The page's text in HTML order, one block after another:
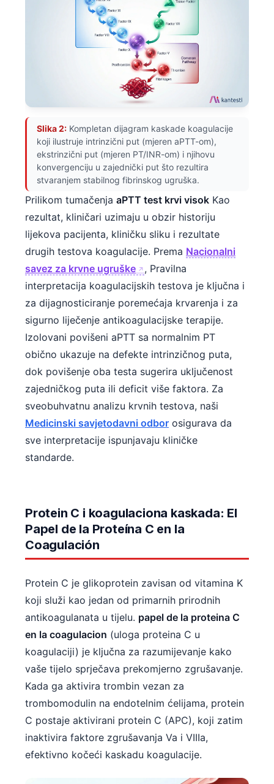
Slika 2: Kompletan dijagram kaskade koagulacije
koji ilustruje intrinzični put (mjeren aPTT-om),
ekstrinzični put (mjeren PT/INR-om) i njihovu
konvergenciju u zajednički put što rezultira
stvaranjem stabilnog fibrinskog ugruška.
Prilikom tumačenja aPTT test krvi visok Kao
rezultat, kliničari uzimaju u obzir historiju
lijekova pacijenta, kliničku sliku i rezultate
drugih testova koagulacije. Prema Nacionalni
savez za krvne ugruške
, Pravilna
interpretacija koagulacijskih testova je ključna i
za dijagnosticiranje poremećaja krvarenja i za
sigurno liječenje antikoagulacijske terapije.
Izolovani povišeni aPTT sa normalnim PT
obično ukazuje na defekte intrinzičnog puta,
dok povišenje oba testa sugerira uključenost
zajedničkog puta ili deficit više faktora. Za
sveobuhvatnu analizu krvnih testova, naši
Medicinski savjetodavni odbor osigurava da
sve interpretacije ispunjavaju kliničke
standarde.
Protein C i koagulaciona kaskada: El
Papel de la Proteína C en la
Coagulación
Protein C je glikoprotein zavisan od vitamina K
koji služi kao jedan od primarnih prirodnih
antikoagulanata u tijelu. papel de la proteina C
en la coagulacion (uloga proteina C u
koagulaciji) je ključna za razumijevanje kako
vaše tijelo sprječava prekomjerno zgrušavanje.
Kada ga aktivira trombin vezan za
trombomodulin na endotelnim ćelijama, protein
C postaje aktivirani protein C (APC), koji zatim
inaktivira faktore zgrušavanja Va i VIIIa,
efektivno kočeći kaskadu koagulacije.